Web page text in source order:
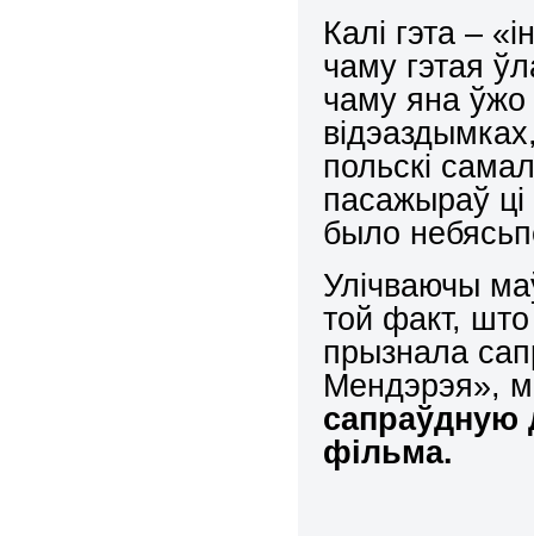
Калі гэта –
чаму гэтая
чаму яна ўжо
польскі
пасажыраў ці
было
Улічваючы
той факт,
прызнала
Мендэрэя»,
сапраўдную
фільма.